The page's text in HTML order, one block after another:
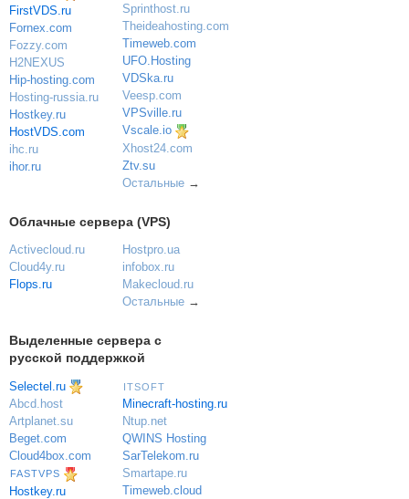
FirstVDS.ru
Fornex.com
Fozzy.com
H2NEXUS
Hip-hosting.com
Hosting-russia.ru
Hostkey.ru
HostVDS.com
ihc.ru
ihor.ru
Sprinthost.ru
Theideahosting.com
Timeweb.com
UFO.Hosting
VDSka.ru
Veesp.com
VPSville.ru
Vscale.io
Xhost24.com
Ztv.su
Остальные→
Облачные сервера (VPS)
Activecloud.ru
Cloud4y.ru
Flops.ru
Hostpro.ua
infobox.ru
Makecloud.ru
Остальные→
Выделенные сервера с
русской поддержкой
Selectel.ru
Abcd.host
Artplanet.su
Beget.com
Cloud4box.com
FASTVPS
Hostkey.ru
ITSOFT
Minecraft-hosting.ru
Ntup.net
QWINS Hosting
SarTelekom.ru
Smartape.ru
Timeweb.cloud